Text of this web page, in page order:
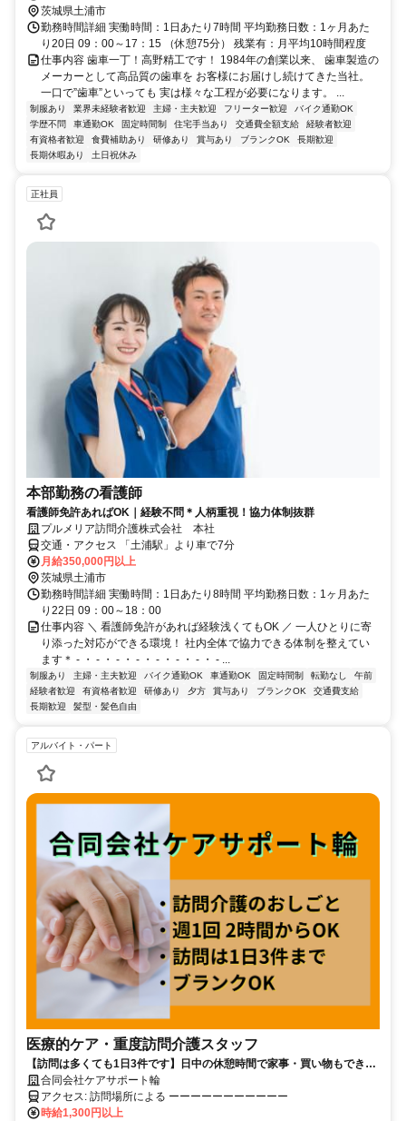
茨城県土浦市
勤務時間詳細 実働時間：1日あたり7時間 平均勤務日数：1ヶ月あた
り20日 09：00～17：15 （休憩75分） 残業有：月平均10時間程度
仕事内容 歯車一丁！高野精工です！ 1984年の創業以来、 歯車製造の
メーカーとして高品質の歯車を お客様にお届けし続けてきた当社。
一口で”歯車”といっても 実は様々な工程が必要になります。 ...
制服あり 業界未経験者歓迎 主婦・主夫歓迎 フリーター歓迎
バイク通勤OK
学歴不問
車通勤OK 固定時間制 住宅手当あり 交通費全額支給
経験者歓迎
有資格者歓迎
食費補助あり 研修あり 賞与あり ブランクOK
長期歓迎
長期休暇あり
土日祝休み
正社員
本部勤務の看護師
看護師免許あればOK｜経験不問＊人柄重視！協力体制抜群
プルメリア訪問介護株式会社 本社
交通・アクセス 「土浦駅」より車で7分
月給350,000円以上
茨城県土浦市
勤務時間詳細 実働時間：1日あたり8時間 平均勤務日数：1ヶ月あた
り22日 09：00～18：00
仕事内容 ＼ 看護師免許があれば経験浅くてもOK ／ 一人ひとりに寄
り添った対応ができる環境！ 社内全体で協力できる体制を整えてい
ます＊ - ・ - ・ - ・ - ・ - ・ - ・ - ・ - ...
制服あり 主婦・主夫歓迎 バイク通勤OK 車通勤OK 固定時間制 転勤なし
午前
経験者歓迎
有資格者歓迎 研修あり 夕方 賞与あり ブランクOK
交通費支給
長期歓迎
髪型・髪色自由
アルバイト・パート
医療的ケア・重度訪問介護スタッフ
【訪問は多くても1日3件です】日中の休憩時間で家事・買い物もできま
す✨週1回・2時間からOK！
合同会社ケアサポート輪
アクセス: ​訪問場所による ーーーーーーーーーーー
時給1,300円以上